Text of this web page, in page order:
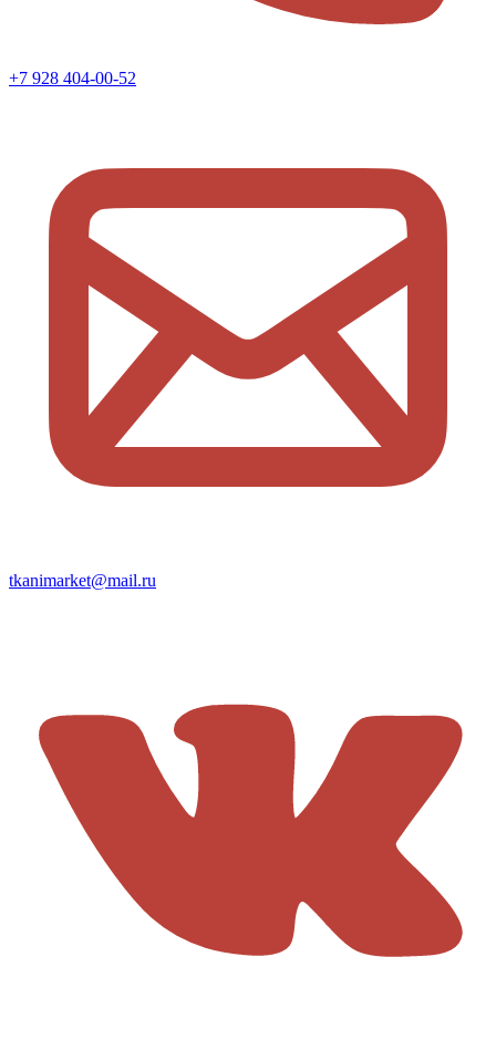
+7 928 404-00-52
tkanimarket@mail.ru